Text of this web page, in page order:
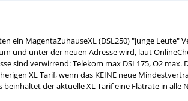
ein MagentaZuhauseXL (DSL250) "junge Leute"
und unter der neuen Adresse wird, laut
sind verwirrend: Telekom max DSL175, O2
XL Tarif, wenn das KEINE neue
beinhaltet der aktuelle XL Tarif eine Flatrate in